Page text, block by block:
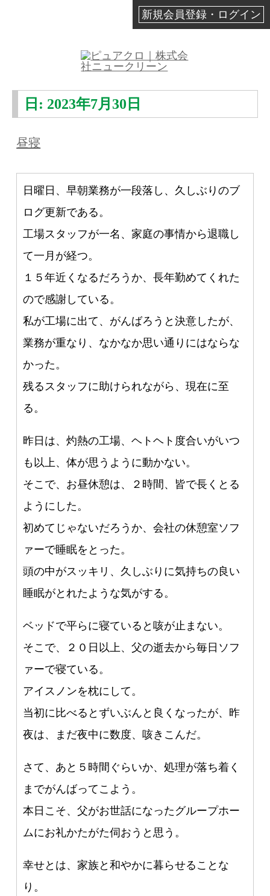
新規会員登録・ログイン
日: 2023年7月30日
昼寝
日曜日、早朝業務が一段落し、久しぶりのブ
ログ更新である。
工場スタッフが一名、家庭の事情から退職し
て一月が経つ。
１５年近くなるだろうか、長年勤めてくれた
ので感謝している。
私が工場に出て、がんばろうと決意したが、
業務が重なり、なかなか思い通りにはならな
かった。
残るスタッフに助けられながら、現在に至
る。
昨日は、灼熱の工場、ヘトヘト度合いがいつ
も以上、体が思うように動かない。
そこで、お昼休憩は、２時間、皆で長くとる
ようにした。
初めてじゃないだろうか、会社の休憩室ソフ
ァーで睡眠をとった。
頭の中がスッキリ、久しぶりに気持ちの良い
睡眠がとれたような気がする。
ベッドで平らに寝ていると咳が止まない。
そこで、２０日以上、父の逝去から毎日ソフ
ァーで寝ている。
アイスノンを枕にして。
当初に比べるとずいぶんと良くなったが、昨
夜は、まだ夜中に数度、咳きこんだ。
さて、あと５時間ぐらいか、処理が落ち着く
までがんばってこよう。
本日こそ、父がお世話になったグループホー
ムにお礼かたがた伺おうと思う。
幸せとは、家族と和やかに暮らせることな
り。